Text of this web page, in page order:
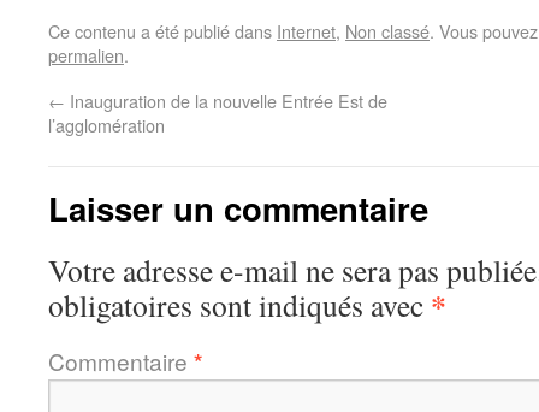
Ce contenu a été publié dans Internet, Non classé. Vous
permalien.
← Inauguration de la nouvelle Entrée Est de
l’agglomération
Laisser un commentaire
Votre adresse e-mail ne sera pas
obligatoires sont indiqués avec *
Commentaire *